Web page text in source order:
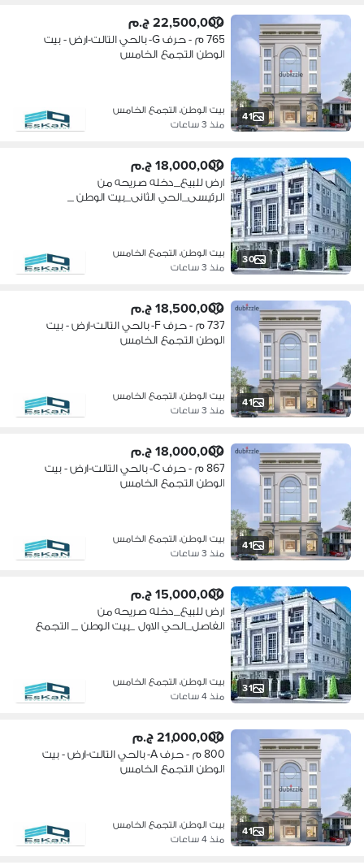
41
22,500,000 ج.م
765 م - حرف G- بالحي التالت-ارض - بيت
الوطن التجمع الخامس
بيت الوطن، التجمع الخامس
منذ 3 ساعات
30
18,000,000 ج.م
ارض للبيع_دخله صريحه من
الرئيسى_الحي الثانى_بيت الوطن _
بيت الوطن، التجمع الخامس
منذ 3 ساعات
41
18,500,000 ج.م
737 م - حرف F- بالحي التالت-ارض - بيت
الوطن التجمع الخامس
بيت الوطن، التجمع الخامس
منذ 3 ساعات
41
18,000,000 ج.م
867 م - حرف C- بالحي التالت-ارض - بيت
الوطن التجمع الخامس
بيت الوطن، التجمع الخامس
منذ 3 ساعات
31
15,000,000 ج.م
ارض للبيع_دخله صريحه من
الفاصل_الحي الاول _بيت الوطن _ التجمع
بيت الوطن، التجمع الخامس
منذ 4 ساعات
41
21,000,000 ج.م
800 م - حرف A- بالحي التالت-ارض - بيت
الوطن التجمع الخامس
بيت الوطن، التجمع الخامس
منذ 4 ساعات